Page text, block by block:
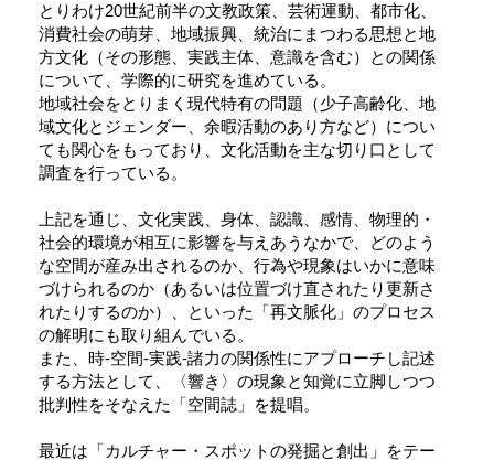
とりわけ20世紀前半の文教政策、芸術運動、都市化、
消費社会の萌芽、地域振興、統治にまつわる思想と地
方文化（その形態、実践主体、意識を含む）との関係
について、学際的に研究を進めている。
地域社会をとりまく現代特有の問題（少子高齢化、地
域文化とジェンダー、余暇活動のあり方など）につい
ても関心をもっており、文化活動を主な切り口として
調査を行っている。
上記を通じ、文化実践、身体、認識、感情、物理的・
社会的環境が相互に影響を与えあうなかで、どのよう
な空間が産み出されるのか、行為や現象はいかに意味
づけられるのか（あるいは位置づけ直されたり更新さ
れたりするのか）、といった「再文脈化」のプロセス
の解明にも取り組んでいる。
また、時‐空間‐実践‐諸力の関係性にアプローチし記述
する方法として、〈響き〉の現象と知覚に立脚しつつ
批判性をそなえた「空間誌」を提唱。
最近は「カルチャー・スポットの発掘と創出」をテー